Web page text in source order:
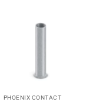
PHOENIX CONTACT